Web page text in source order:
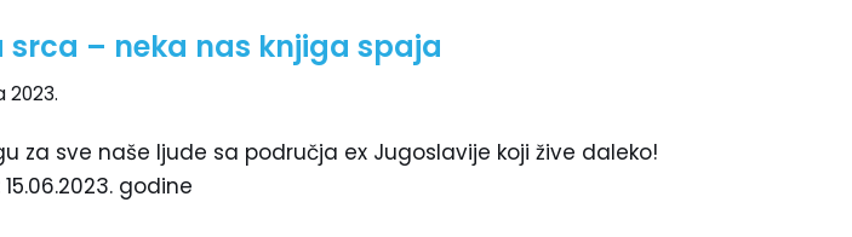
srca – neka nas knjiga spaja
2023.
za sve naše ljude sa područja ex Jugoslavije koji žive daleko!
godine